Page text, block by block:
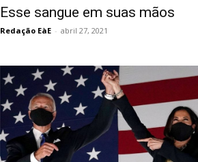
Esse sangue em suas mãos
Redação EàE - abril 27, 2021